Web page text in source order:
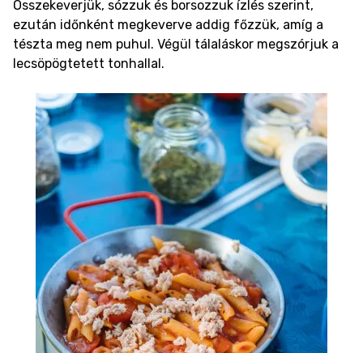
Összekeverjük, sózzuk és borsozzuk ízlés szerint,
ezután időnként megkeverve addig főzzük, amíg a
tészta meg nem puhul. Végül tálaláskor megszórjuk a
lecsöpögtetett tonhallal.